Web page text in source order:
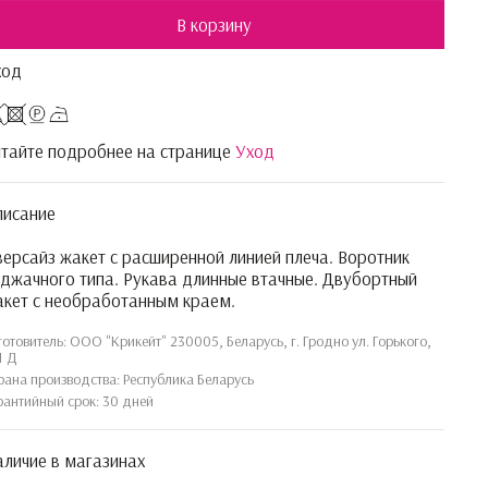
В корзину
подробнее на странице Уход
жакет с расширенной линией плеча. Воротник
типа. Рукава длинные втачные. Двубортный
с необработанным краем.
ООО "Крикейт" 230005, Беларусь, г. Гродно ул. Горького,
Д
производства: Республика Беларусь
срок: 30 дней
в магазинах